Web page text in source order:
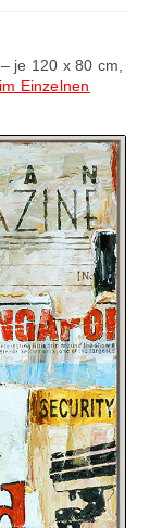
je 120 x 80 cm,
Einzelnen